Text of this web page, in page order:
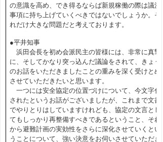
の意識を高め、でき得るならば新規稼働の際は議決
事項に持ち上げていくべきではないでしょうか。そ
れだけ大きな問題だと考えております。
●平井知事
浜田会長を初め会派民主の皆様には、非常に真摯
に、そしてかなり突っ込んだ議論をされて、きょう
のお話をいただきましたことの重みを深く受けとめ
させていただきたいと思います。
一つには安全協定の位置づけについて、今文字化
されたというお話がございましたが、これまで文書
でやりとりはしていますけれども、協定の文言とし
てもしっかり再整備すべきであるということ、それ
から避難計画の実効性をさらに深化させていくとい
うことについて、強い決意をお伺いさせていただき